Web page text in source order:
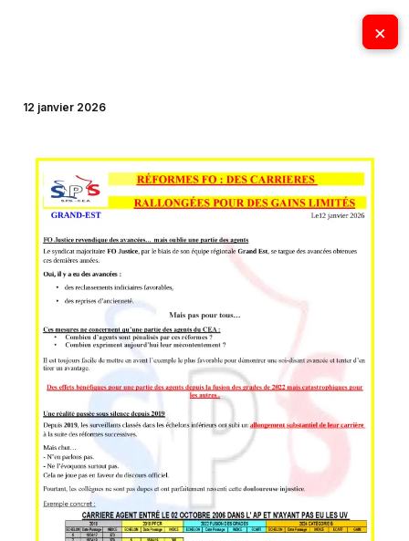
×
12 janvier 2026
×